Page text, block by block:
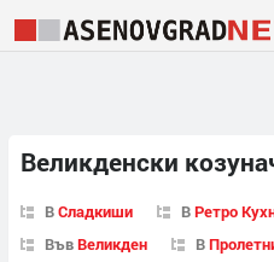
Великденски
ВСладкиши ВРетро
ВъвВеликден В